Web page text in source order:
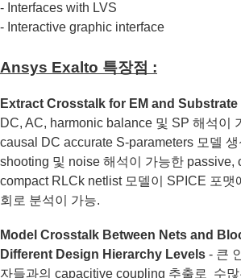
- Interfaces with LVS
- Interactive graphic interface
Ansys Exalto 특장점 :
Extract Crosstalk for EM and
DC, AC, harmonic balance 및 SP 해석이
causal DC accurate S-parameters 모델
shooting 및 noise 해석이 가능한 passive,
compact RLCk netlist 모델이 SPICE 포맷
회로 분석이 가능.
Model Crosstalk Between Nets and
Different Design Hierarchy Levels - 큰
자들과의 capacitive coupling 추출로 수